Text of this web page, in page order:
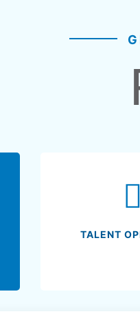
TALENT